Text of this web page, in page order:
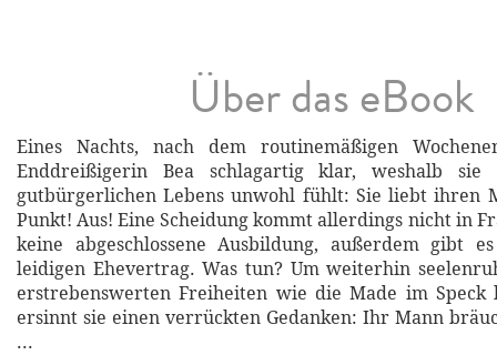
Über das eBook
Eines Nachts, nach dem routinemäßigen
Enddreißigerin Bea schlagartig klar, weshalb
gutbürgerlichen Lebens unwohl fühlt: Sie liebt ihren
Punkt! Aus! Eine Scheidung kommt allerdings nicht in
keine abgeschlossene Ausbildung, außerdem gibt
leidigen Ehevertrag. Was tun? Um weiterhin
erstrebenswerten Freiheiten wie die Made im Speck
ersinnt sie einen verrückten Gedanken: Ihr Mann
...